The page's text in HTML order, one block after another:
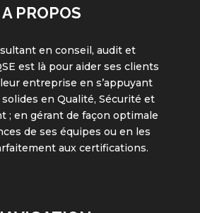
A PROPOS
en conseil, audit et
est là pour aider ses clients
entreprise en s’appuyant
en Qualité, Sécurité et
; en gérant de façon optimale
de ses équipes ou en les
aux certifications.